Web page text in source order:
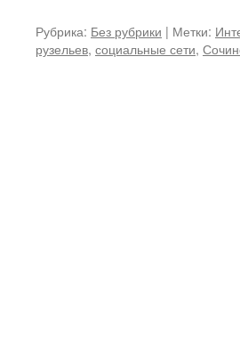
Рубрика: Без рубрики | Метки:
рузельев, социальные сети,